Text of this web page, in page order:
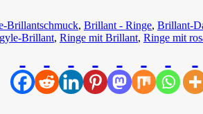
Brillantschmuck, Brillant - Ringe, Brillant-
Brillant, Ringe mit Brillant, Ringe mit